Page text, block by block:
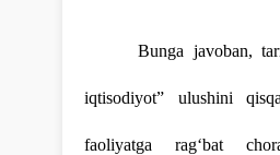
Bunga javoban,
iqtisodiyot” ulushini
faoliyatga rag‘bat